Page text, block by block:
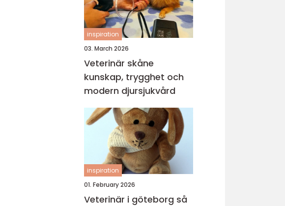
inspiration
03. March 2026
Veterinär skåne
kunskap, trygghet och
modern djursjukvård
inspiration
01. February 2026
Veterinär i göteborg så